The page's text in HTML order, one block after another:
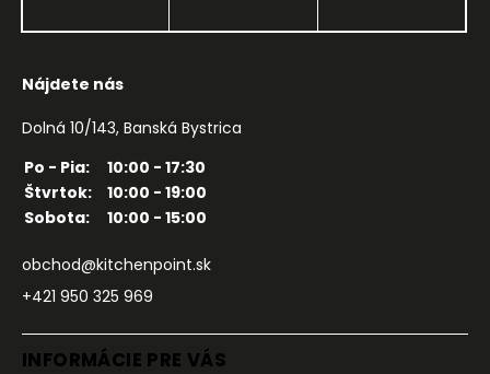
Nájdete nás
Dolná 10/143, Banská Bystrica
Po - Pia:
10:00 - 17:30
Štvrtok:
10:00 - 19:00
Sobota:
10:00 - 15:00
obchod@kitchenpoint.sk
+421 950 325 969
INFORMÁCIE PRE VÁS